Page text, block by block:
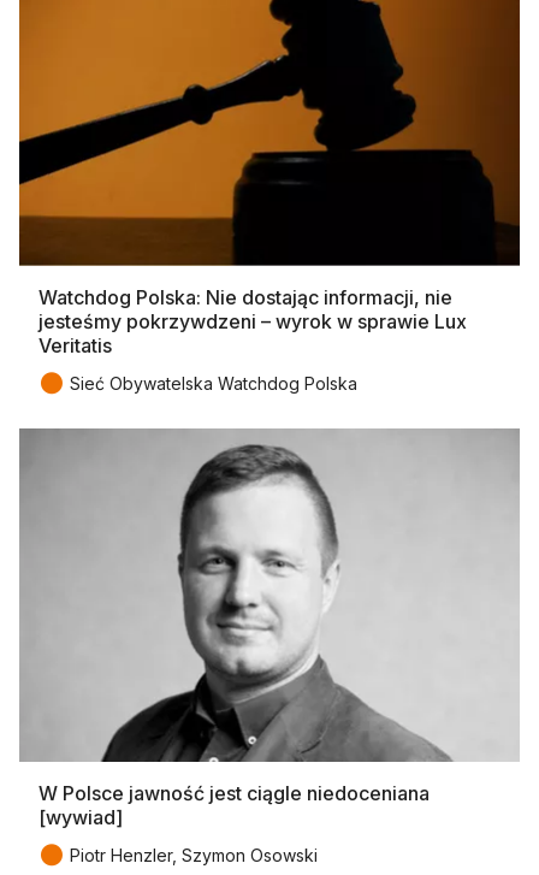
Watchdog Polska: Nie dostając informacji, nie
jesteśmy pokrzywdzeni – wyrok w sprawie Lux
Veritatis
● Sieć Obywatelska Watchdog Polska
W Polsce jawność jest ciągle niedoceniana
[wywiad]
● Piotr Henzler, Szymon Osowski